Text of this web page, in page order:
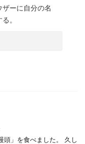
ーに自分の名
。
頭」を食べました。 久し